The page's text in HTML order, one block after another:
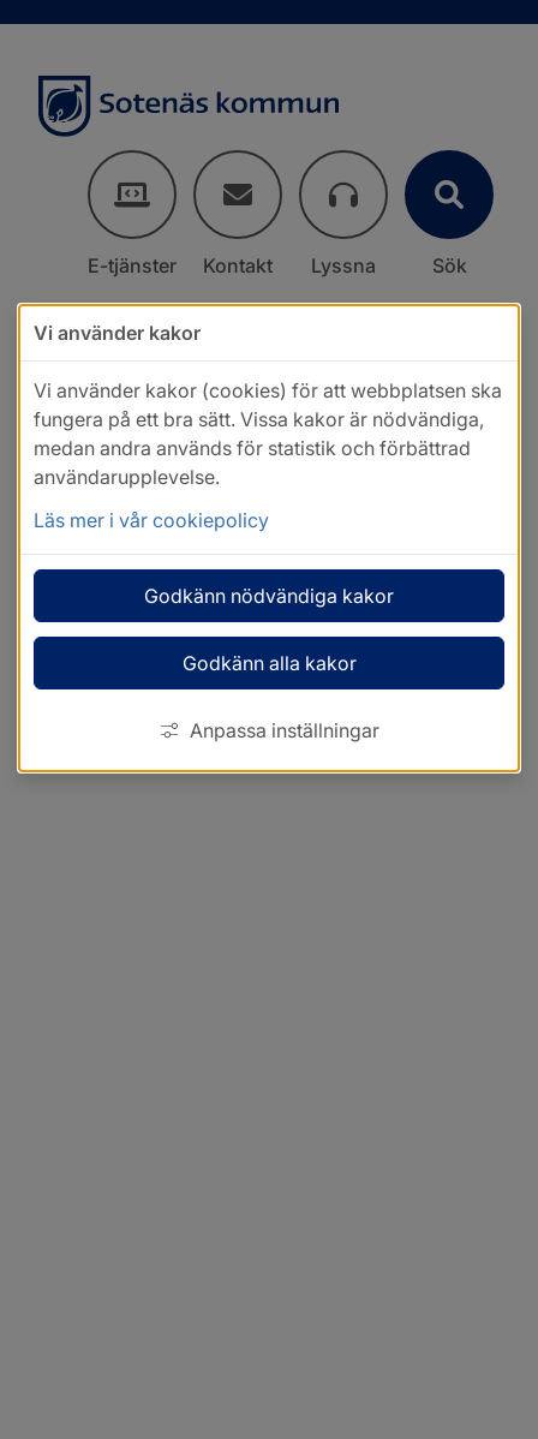
E-tjänster Kontakt Lyssna Sök
Vi använder kakor
Vi använder kakor (cookies) för att webbplatsen ska
fungera på ett bra sätt. Vissa kakor är nödvändiga,
medan andra används för statistik och förbättrad
användarupplevelse.
Läs mer i vår cookiepolicy
Godkänn nödvändiga kakor
Godkänn alla kakor
Anpassa inställningar